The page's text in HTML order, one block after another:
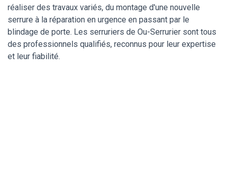
réaliser des travaux variés, du montage d'une nouvelle
serrure à la réparation en urgence en passant par le
blindage de porte. Les serruriers de Ou-Serrurier sont tous
des professionnels qualifiés, reconnus pour leur expertise
et leur fiabilité.